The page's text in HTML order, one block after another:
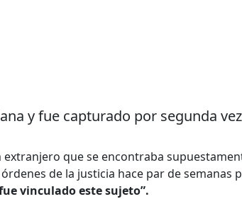
y fue capturado por segunda
que se encontraba
de la justicia hace par de semanas
vinculado este sujeto”.